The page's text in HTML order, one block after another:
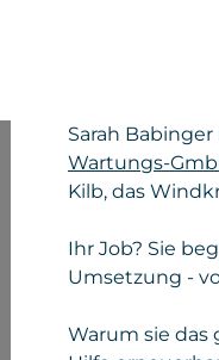
Sarah
Wartungs-
Kilb, das
Ihr Job? Sie
Umsetzung -
Warum sie das